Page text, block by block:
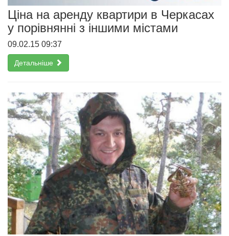
Ціна на аренду квартири в Черкасах
у порівнянні з іншими містами
09.02.15 09:37
Детальніше